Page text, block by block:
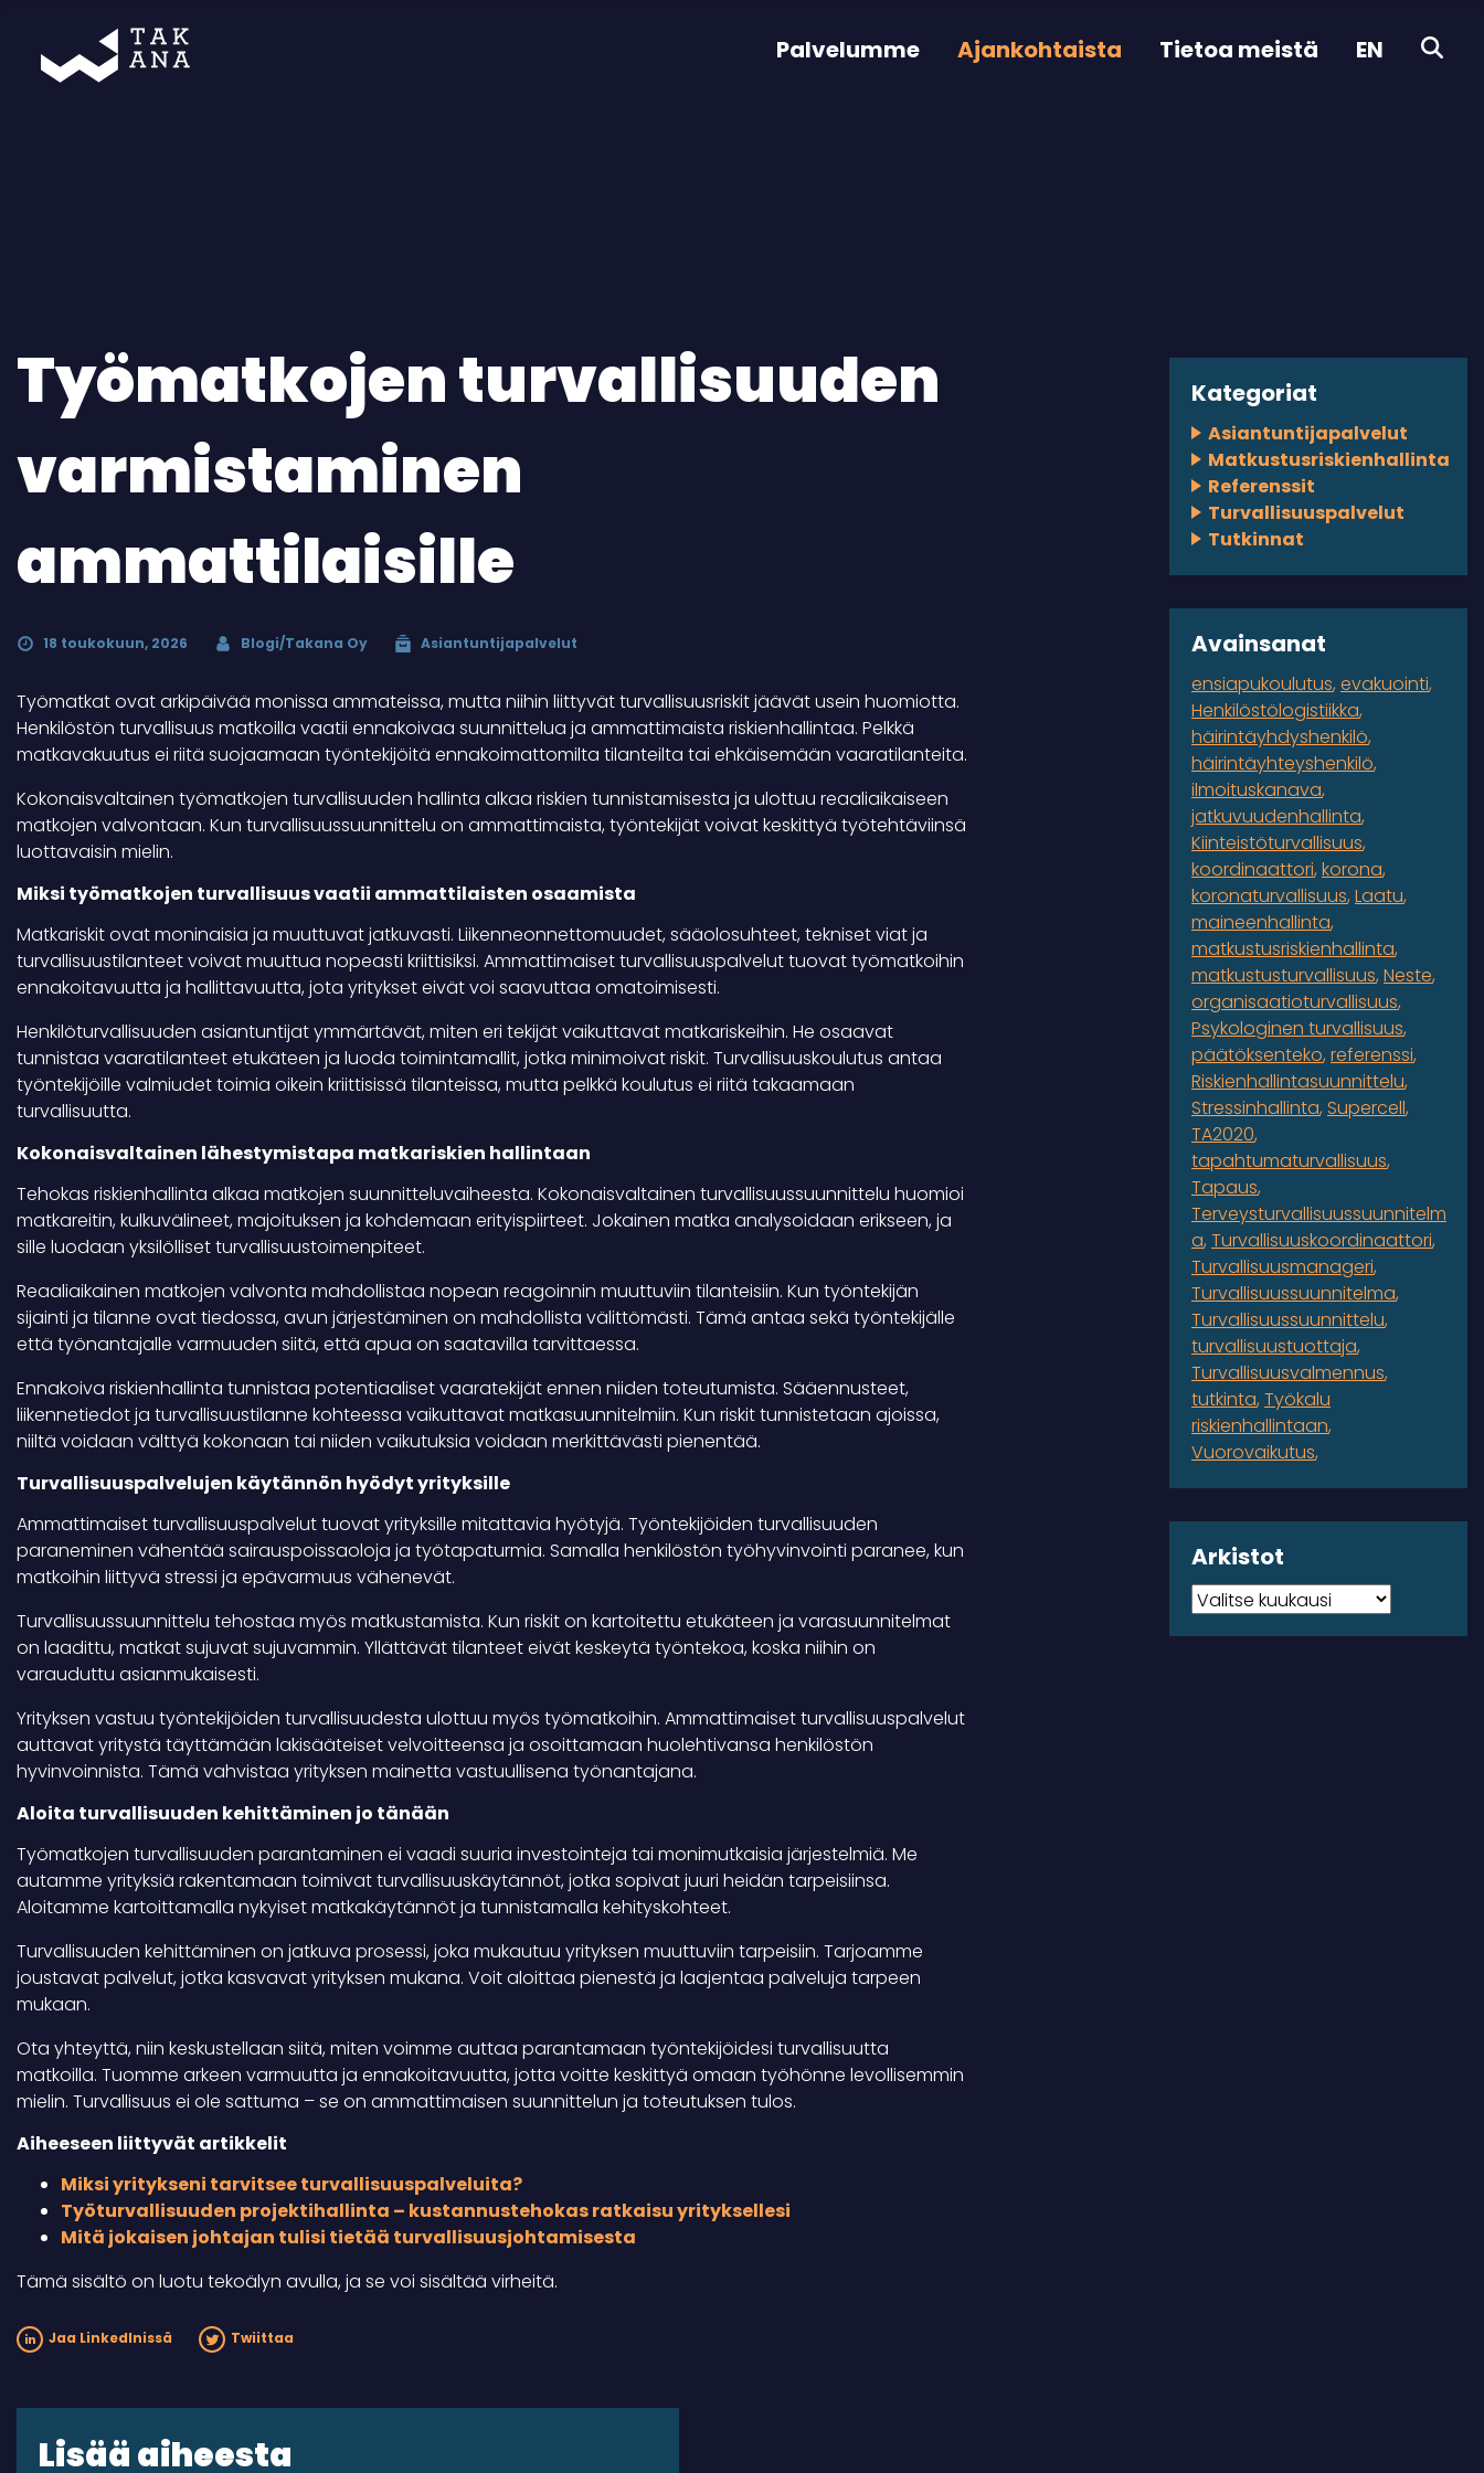
Palvelumme Ajankohtaista Tietoa meistä EN
Työmatkojen turvallisuuden
varmistaminen
ammattilaisille
18 toukokuun, 2026 Blogi/Takana Oy Asiantuntijapalvelut
Työmatkat ovat arkipäivää monissa ammateissa, mutta niihin liittyvät turvallisuusriskit jäävät usein huomiotta.
Henkilöstön turvallisuus matkoilla vaatii ennakoivaa suunnittelua ja ammattimaista riskienhallintaa. Pelkkä
matkavakuutus ei riitä suojaamaan työntekijöitä ennakoimattomilta tilanteilta tai ehkäisemään vaaratilanteita.
Kokonaisvaltainen työmatkojen turvallisuuden hallinta alkaa riskien tunnistamisesta ja ulottuu reaaliaikaiseen
matkojen valvontaan. Kun turvallisuussuunnittelu on ammattimaista, työntekijät voivat keskittyä työtehtäviinsä
luottavaisin mielin.
Miksi työmatkojen turvallisuus vaatii ammattilaisten osaamista
Matkariskit ovat moninaisia ja muuttuvat jatkuvasti. Liikenneonnettomuudet, sääolosuhteet, tekniset viat ja
turvallisuustilanteet voivat muuttua nopeasti kriittisiksi. Ammattimaiset turvallisuuspalvelut tuovat työmatkoihin
ennakoitavuutta ja hallittavuutta, jota yritykset eivät voi saavuttaa omatoimisesti.
Henkilöturvallisuuden asiantuntijat ymmärtävät, miten eri tekijät vaikuttavat matkariskeihin. He osaavat
tunnistaa vaaratilanteet etukäteen ja luoda toimintamallit, jotka minimoivat riskit. Turvallisuuskoulutus antaa
työntekijöille valmiudet toimia oikein kriittisissä tilanteissa, mutta pelkkä koulutus ei riitä takaamaan
turvallisuutta.
Kokonaisvaltainen lähestymistapa matkariskien hallintaan
Tehokas riskienhallinta alkaa matkojen suunnitteluvaiheesta. Kokonaisvaltainen turvallisuussuunnittelu huomioi
matkareitin, kulkuvälineet, majoituksen ja kohdemaan erityispiirteet. Jokainen matka analysoidaan erikseen, ja
sille luodaan yksilölliset turvallisuustoimenpiteet.
Reaaliaikainen matkojen valvonta mahdollistaa nopean reagoinnin muuttuviin tilanteisiin. Kun työntekijän
sijainti ja tilanne ovat tiedossa, avun järjestäminen on mahdollista välittömästi. Tämä antaa sekä työntekijälle
että työnantajalle varmuuden siitä, että apua on saatavilla tarvittaessa.
Ennakoiva riskienhallinta tunnistaa potentiaaliset vaaratekijät ennen niiden toteutumista. Sääennusteet,
liikennetiedot ja turvallisuustilanne kohteessa vaikuttavat matkasuunnitelmiin. Kun riskit tunnistetaan ajoissa,
niiltä voidaan välttyä kokonaan tai niiden vaikutuksia voidaan merkittävästi pienentää.
Turvallisuuspalvelujen käytännön hyödyt yrityksille
Ammattimaiset turvallisuuspalvelut tuovat yrityksille mitattavia hyötyjä. Työntekijöiden turvallisuuden
paraneminen vähentää sairauspoissaoloja ja työtapaturmia. Samalla henkilöstön työhyvinvointi paranee, kun
matkoihin liittyvä stressi ja epävarmuus vähenevät.
Turvallisuussuunnittelu tehostaa myös matkustamista. Kun riskit on kartoitettu etukäteen ja varasuunnitelmat
on laadittu, matkat sujuvat sujuvammin. Yllättävät tilanteet eivät keskeytä työntekoa, koska niihin on
varauduttu asianmukaisesti.
Yrityksen vastuu työntekijöiden turvallisuudesta ulottuu myös työmatkoihin. Ammattimaiset turvallisuuspalvelut
auttavat yritystä täyttämään lakisääteiset velvoitteensa ja osoittamaan huolehtivansa henkilöstön
hyvinvoinnista. Tämä vahvistaa yrityksen mainetta vastuullisena työnantajana.
Aloita turvallisuuden kehittäminen jo tänään
Työmatkojen turvallisuuden parantaminen ei vaadi suuria investointeja tai monimutkaisia järjestelmiä. Me
autamme yrityksiä rakentamaan toimivat turvallisuuskäytännöt, jotka sopivat juuri heidän tarpeisiinsa.
Aloitamme kartoittamalla nykyiset matkakäytännöt ja tunnistamalla kehityskohteet.
Turvallisuuden kehittäminen on jatkuva prosessi, joka mukautuu yrityksen muuttuviin tarpeisiin. Tarjoamme
joustavat palvelut, jotka kasvavat yrityksen mukana. Voit aloittaa pienestä ja laajentaa palveluja tarpeen
mukaan.
Ota yhteyttä, niin keskustellaan siitä, miten voimme auttaa parantamaan työntekijöidesi turvallisuutta
matkoilla. Tuomme arkeen varmuutta ja ennakoitavuutta, jotta voitte keskittyä omaan työhönne levollisemmin
mielin. Turvallisuus ei ole sattuma – se on ammattimaisen suunnittelun ja toteutuksen tulos.
Aiheeseen liittyvät artikkelit
Miksi yritykseni tarvitsee turvallisuuspalveluita?
Työturvallisuuden projektihallinta – kustannustehokas ratkaisu yrityksellesi
Mitä jokaisen johtajan tulisi tietää turvallisuusjohtamisesta
Tämä sisältö on luotu tekoälyn avulla, ja se voi sisältää virheitä.
Jaa LinkedInissä Twiittaa
Lisää aiheesta
Kategoriat
Asiantuntijapalvelut
Matkustusriskienhallinta
Referenssit
Turvallisuuspalvelut
Tutkinnat
Avainsanat
ensiapukoulutus evakuointi
Henkilöstölogistiikka
häirintäyhdyshenkilö
häirintäyhteyshenkilö
ilmoituskanava
jatkuvuudenhallinta
Kiinteistöturvallisuus
koordinaattori korona
koronaturvallisuus Laatu
maineenhallinta
matkustusriskienhallinta
matkustusturvallisuus Neste
organisaatioturvallisuus
Psykologinen turvallisuus
päätöksenteko referenssi
Riskienhallintasuunnittelu
Stressinhallinta Supercell
TA2020
tapahtumaturvallisuus
Tapaus
Terveysturvallisuussuunnitelm
a Turvallisuuskoordinaattori
Turvallisuusmanageri
Turvallisuussuunnitelma
Turvallisuussuunnittelu
turvallisuustuottaja
Turvallisuusvalmennus
tutkinta Työkalu
riskienhallintaan
Vuorovaikutus
Arkistot
Arkistot